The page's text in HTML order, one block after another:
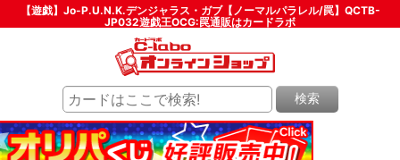
【遊戯】Jo-P.U.N.K.デンジャラス・ガブ【ノーマルパラレル/罠】QCTB-
JP032遊戯王OCG:罠通販はカードラボ
検索